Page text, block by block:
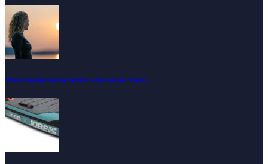
Майку неопреновую купить в Беларуси. Минск